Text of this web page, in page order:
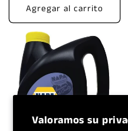
Valoramos su
Agregar al carrito